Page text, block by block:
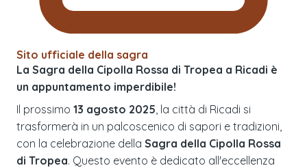
Sito ufficiale della sagra
La Sagra della Cipolla Rossa di Tropea a Ricadi è
un appuntamento imperdibile!
Il prossimo 13 agosto 2025 , la città di Ricadi si
trasformerà in un palcoscenico di sapori e tradizioni,
con la celebrazione della Sagra della Cipolla Rossa
di Tropea. Questo evento è dedicato all'eccellenza